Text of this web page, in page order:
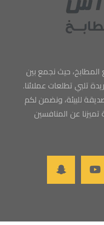
حيث نجمع بين
تلبي تطلعات عملائنا.
للبيئة، ونضمن لكم
عن المنافسين